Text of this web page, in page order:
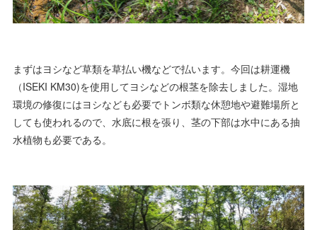
まずはヨシなど草類を草払い機などで払います。今回は耕運機
（ISEKI KM30)を使用してヨシなどの根茎を除去しました。湿地
環境の修復にはヨシなども必要でトンボ類な休憩地や避難場所と
しても使われるので、水底に根を張り、茎の下部は水中にある抽
水植物も必要である。